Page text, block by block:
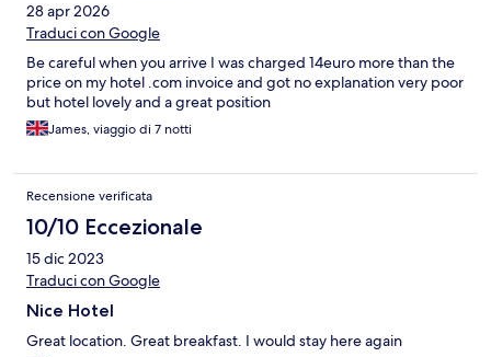
28 apr 2026
Traduci con Google
Be careful when you arrive I was charged 14euro more than the
price on my hotel .com invoice and got no explanation very poor
but hotel lovely and a great position
James, viaggio di 7 notti
Recensione verificata
10/10 Eccezionale
15 dic 2023
Traduci con Google
Nice Hotel
Great location. Great breakfast. I would stay here again